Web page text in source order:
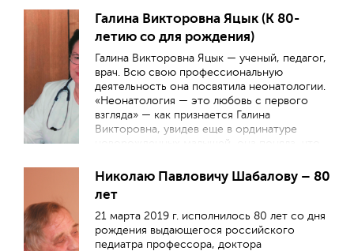
Галина Викторовна Яцык (К 80-
летию со для рождения)
Галина Викторовна Яцык — ученый, педагог,
врач. Всю свою профессиональную
деятельность она посвятила неонатологии.
«Неонатология — это любовь с первого
взгляда» — как признается Галина
Викторовна, увидев еще в ординатуре
новорожденных малышей, она поняла, что
она хочет посвятить жизнь.
Николаю Павловичу Шабалову – 80
лет
21 марта 2019 г. исполнилось 80 лет со дня
рождения выдающегося российского
педиатра профессора, доктора